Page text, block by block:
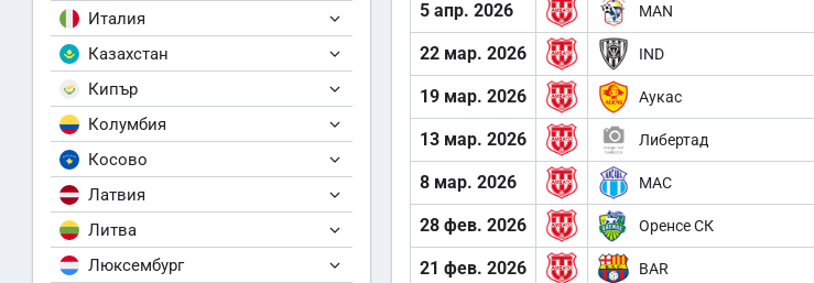
Италия
Казахстан
Кипър
Колумбия
Косово
Латвия
Литва
Люксембург
5 апр. 2026 MAN
22 мар. 2026 IND
19 мар. 2026 Аукас
13 мар. 2026 Либертад
8 мар. 2026 MAC
28 фев. 2026 Оренсе СК
21 фев. 2026 BAR